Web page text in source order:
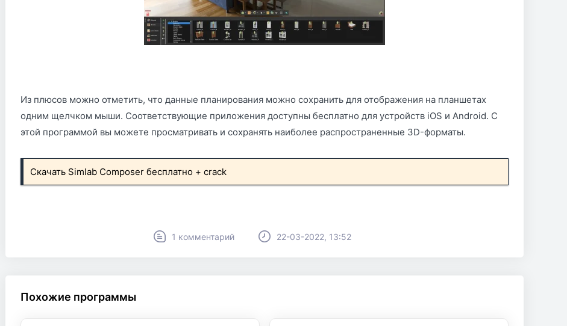
Из плюсов можно отметить, что данные планирования можно сохранить для отображения на планшетах
одним щелчком мыши. Соответствующие приложения доступны бесплатно для устройств iOS и Android. С
этой программой вы можете просматривать и сохранять наиболее распространенные 3D-форматы.
Скачать Simlab Composer бесплатно + crack
1 комментарий 22-03-2022, 13:52
Похожие программы